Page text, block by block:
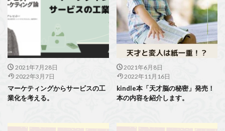
2021年7月28日
2022年3月7日
マーケティングからサービスの工
業化を考える。
2021年6月8日
2022年11月16日
kindle本「天才脳の秘密」発売！
本の内容を紹介します。